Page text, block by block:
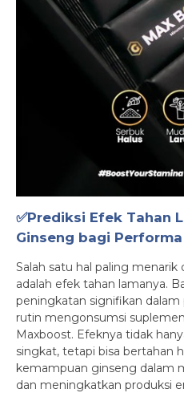
✅Prediksi Efek Tahan
Ginseng bagi
Salah satu hal paling
adalah efek tahan lamanya.
peningkatan signifikan
rutin mengonsumsi
Maxboost. Efeknya tidak
singkat, tetapi bisa bertahan
kemampuan ginseng dalam
dan meningkatkan produksi